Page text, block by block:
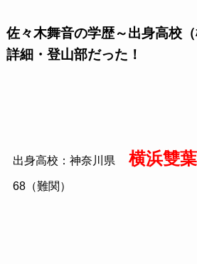
佐々木舞音の学歴～出身高校
詳細・登山部だった！
出身高校：神奈川県 横浜雙
68（難関）